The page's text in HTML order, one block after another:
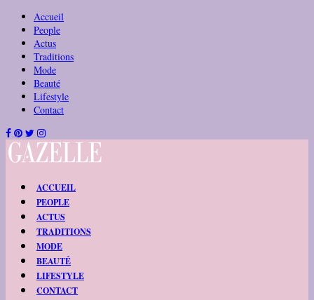
Accueil
People
Actus
Traditions
Mode
Beauté
Lifestyle
Contact
ACCUEIL
PEOPLE
ACTUS
TRADITIONS
MODE
BEAUTÉ
LIFESTYLE
CONTACT